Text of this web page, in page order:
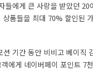
들에게 큰 사랑을 받았던 20
상품들을 최대 70% 할인된
션 기간 동안 비비고 베이직
에게 네이버페이 포인트 7